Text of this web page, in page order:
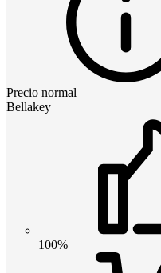
Precio normal
Bellakey
100%